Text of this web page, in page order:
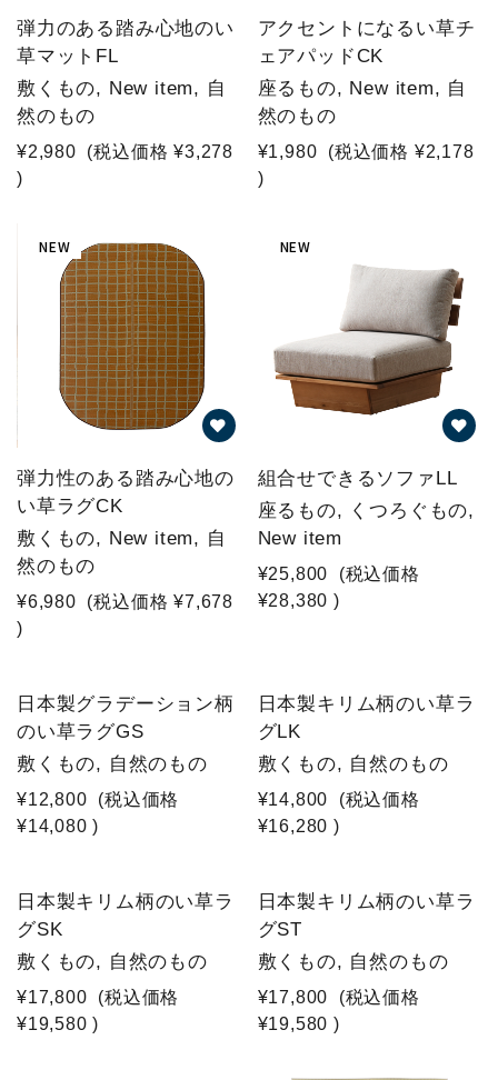
弾力のある踏み心地のい
草マットFL
敷くもの, New item, 自
然のもの
¥2,980 (税込価格 ¥3,278
)
アクセントになるい草チ
ェアパッドCK
座るもの, New item, 自
然のもの
¥1,980 (税込価格 ¥2,178
)
NEW
弾力性のある踏み心地の
い草ラグCK
敷くもの, New item, 自
然のもの
¥6,980 (税込価格 ¥7,678
)
NEW
組合せできるソファLL
座るもの, くつろぐもの,
New item
¥25,800
(税込価格
¥28,380 )
日本製グラデーション柄
のい草ラグGS
敷くもの, 自然のもの
¥12,800
(税込価格
¥14,080 )
日本製キリム柄のい草ラ
グLK
敷くもの, 自然のもの
¥14,800
(税込価格
¥16,280 )
日本製キリム柄のい草ラ
グSK
敷くもの, 自然のもの
¥17,800
(税込価格
¥19,580 )
日本製キリム柄のい草ラ
グST
敷くもの, 自然のもの
¥17,800
(税込価格
¥19,580 )